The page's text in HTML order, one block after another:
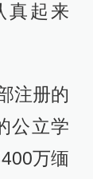
真起来
注册的
公立学
万缅